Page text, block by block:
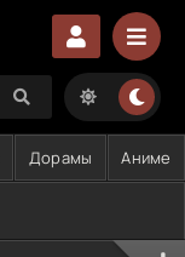
Дорамы Аниме